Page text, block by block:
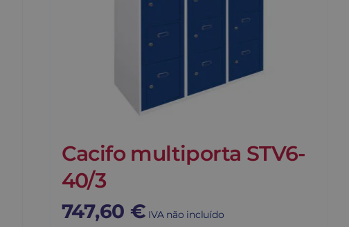
Cacifo multiporta STV6-
40/3
747,60 € IVA não incluído